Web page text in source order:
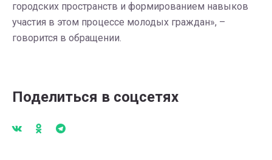
городских пространств и формированием навыков
участия в этом процессе молодых граждан», –
говорится в обращении.
Поделиться в соцсетях